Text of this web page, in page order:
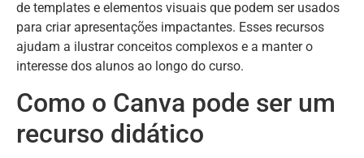
de templates e elementos visuais que podem ser usados
para criar apresentações impactantes. Esses recursos
ajudam a ilustrar conceitos complexos e a manter o
interesse dos alunos ao longo do curso.
Como o Canva pode ser um
recurso didático